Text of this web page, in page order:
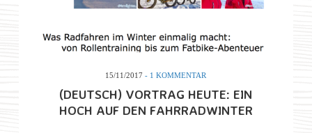
15/11/2017- 1 KOMMENTAR
(DEUTSCH) VORTRAG HEUTE: EIN
HOCH AUF DEN FAHRRADWINTER